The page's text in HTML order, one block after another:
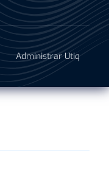
Administrar Utiq